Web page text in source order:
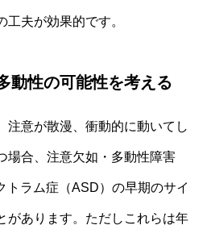
夫が効果的です。
動性の可能性を考える
注意が散漫、衝動的に動いてし
場合、注意欠如・多動性障害
トラム症（ASD）の早期のサイ
があります。ただしこれらは年